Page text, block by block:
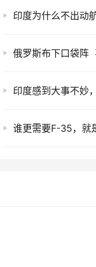
印度为什么不出动
谁更需要F-35，就